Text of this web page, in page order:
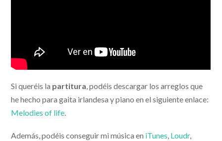
Si queréis la partitura, podéis descargar los arreglos que
he hecho para gaita irlandesa y piano en el siguiente enlace:
Melodies of life.
Además, podéis conseguir mi música en iTunes, Loudr,